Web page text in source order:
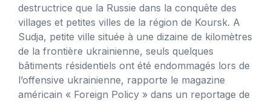
destructrice que la Russie dans la conquête des
villages et petites villes de la région de Koursk. A
Sudja, petite ville située à une dizaine de kilomètres
de la frontière ukrainienne, seuls quelques
bâtiments résidentiels ont été endommagés lors de
l’offensive ukrainienne, rapporte le magazine
américain « Foreign Policy » dans un reportage de